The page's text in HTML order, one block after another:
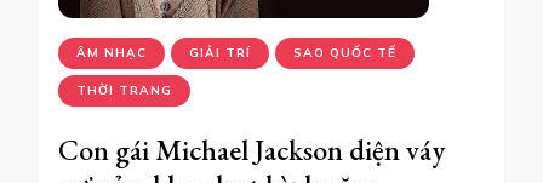
ÂM NHẠC GIẢI TRÍ SAO QUỐC TẾ
THỜI TRANG
Con gái Michael Jackson diện váy